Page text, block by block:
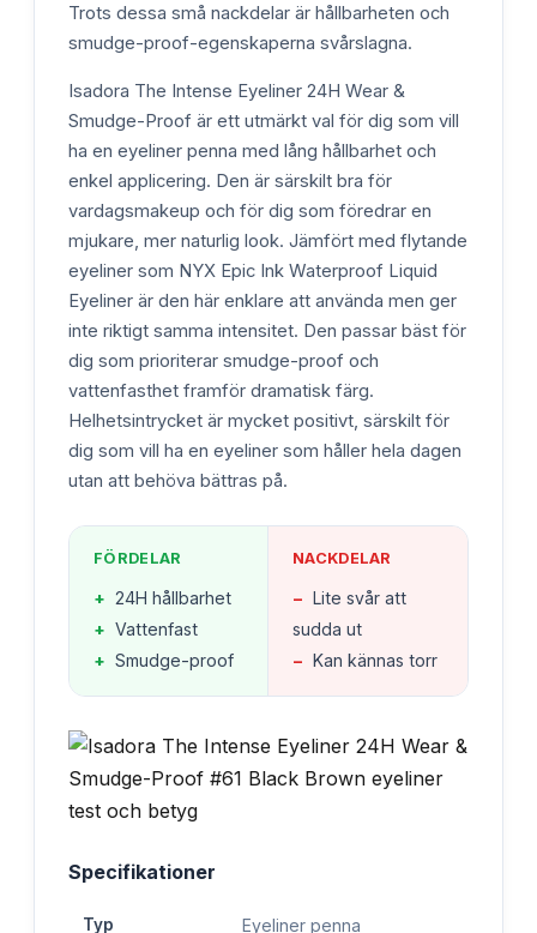
Trots dessa små nackdelar är hållbarheten och
smudge-proof-egenskaperna svårslagna.
Isadora The Intense Eyeliner 24H Wear &
Smudge-Proof är ett utmärkt val för dig som vill
ha en eyeliner penna med lång hållbarhet och
enkel applicering. Den är särskilt bra för
vardagsmakeup och för dig som föredrar en
mjukare, mer naturlig look. Jämfört med flytande
eyeliner som NYX Epic Ink Waterproof Liquid
Eyeliner är den här enklare att använda men ger
inte riktigt samma intensitet. Den passar bäst för
dig som prioriterar smudge-proof och
vattenfasthet framför dramatisk färg.
Helhetsintrycket är mycket positivt, särskilt för
dig som vill ha en eyeliner som håller hela dagen
utan att behöva bättras på.
FÖRDELAR
+ 24H hållbarhet
+ Vattenfast
+ Smudge-proof
NACKDELAR
− Lite svår att
sudda ut
− Kan kännas torr
Specifikationer
Typ Eyeliner penna